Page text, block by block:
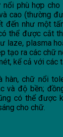
phù hợp
cao (thường
đến như một
thể được cắt
laze, plasma
tạo ra các chữ
kể cả với các
hàn, chữ nổi
và độ bền;
có thể được
cho chữ.